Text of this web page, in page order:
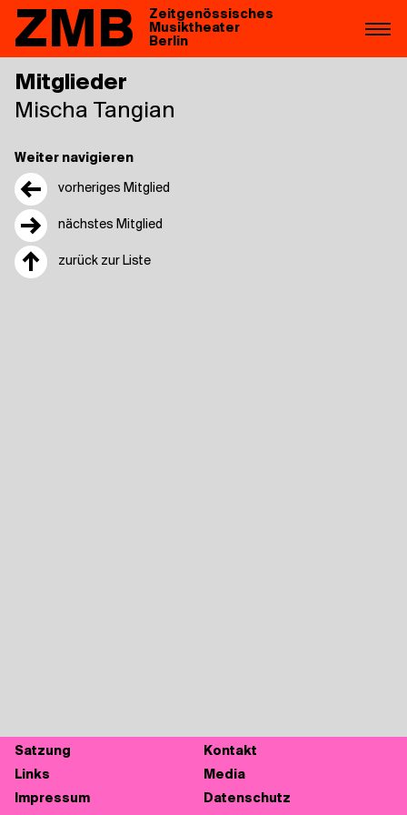
ZMB
Zeitgenössisches
Musiktheater
Berlin
Weiter navigieren
← vorheriges Mitglied
→ nächstes Mitglied
↑ zurück zur Liste
Mitglieder
Mischa Tan­gi­an
Sat­zung
Kon­takt
Links
Media
Impres­sum
Daten­schutz